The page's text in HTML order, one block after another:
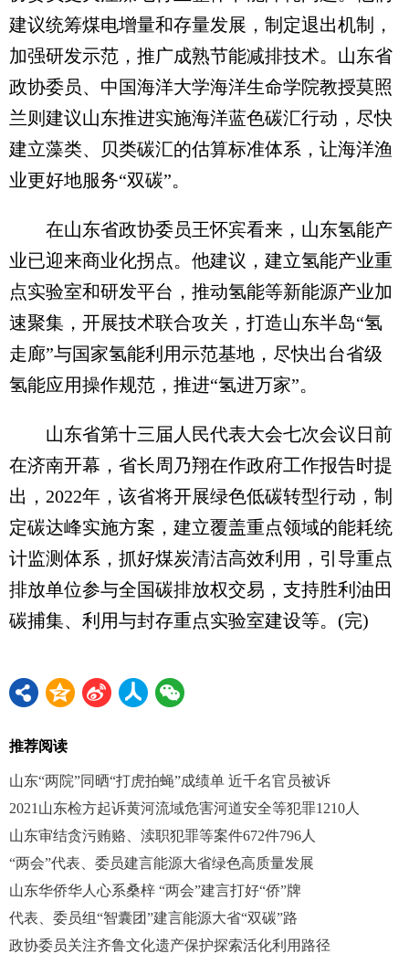
建议统筹煤电增量和存量发展，制定退出机制，
加强研发示范，推广成熟节能减排技术。山东省
政协委员、中国海洋大学海洋生命学院教授莫照
兰则建议山东推进实施海洋蓝色碳汇行动，尽快
建立藻类、贝类碳汇的估算标准体系，让海洋渔
业更好地服务“双碳”。
在山东省政协委员王怀宾看来，山东氢能产
业已迎来商业化拐点。他建议，建立氢能产业重
点实验室和研发平台，推动氢能等新能源产业加
速聚集，开展技术联合攻关，打造山东半岛“氢
走廊”与国家氢能利用示范基地，尽快出台省级
氢能应用操作规范，推进“氢进万家”。
山东省第十三届人民代表大会七次会议日前
在济南开幕，省长周乃翔在作政府工作报告时提
出，2022年，该省将开展绿色低碳转型行动，制
定碳达峰实施方案，建立覆盖重点领域的能耗统
计监测体系，抓好煤炭清洁高效利用，引导重点
排放单位参与全国碳排放权交易，支持胜利油田
碳捕集、利用与封存重点实验室建设等。(完)
推荐阅读
山东“两院”同晒“打虎拍蝇”成绩单 近千名官员被诉
2021山东检方起诉黄河流域危害河道安全等犯罪1210人
山东审结贪污贿赂、渎职犯罪等案件672件796人
“两会”代表、委员建言能源大省绿色高质量发展
山东华侨华人心系桑梓 “两会”建言打好“侨”牌
代表、委员组“智囊团”建言能源大省“双碳”路
政协委员关注齐鲁文化遗产保护探索活化利用路径